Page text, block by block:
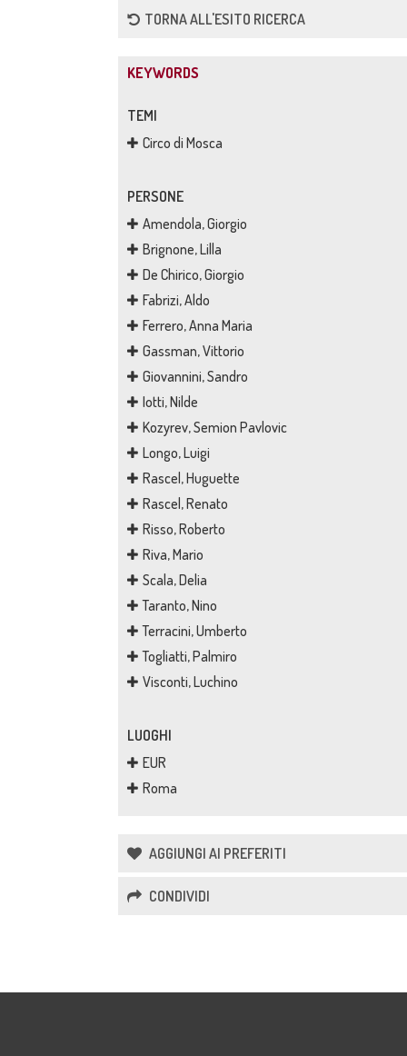
TORNA ALL'ESITO RICERCA
KEYWORDS
TEMI
Circo di Mosca
PERSONE
Amendola, Giorgio
Brignone, Lilla
De Chirico, Giorgio
Fabrizi, Aldo
Ferrero, Anna Maria
Gassman, Vittorio
Giovannini, Sandro
Iotti, Nilde
Kozyrev, Semion Pavlovic
Longo, Luigi
Rascel, Huguette
Rascel, Renato
Risso, Roberto
Riva, Mario
Scala, Delia
Taranto, Nino
Terracini, Umberto
Togliatti, Palmiro
Visconti, Luchino
LUOGHI
EUR
Roma
AGGIUNGI AI PREFERITI
CONDIVIDI